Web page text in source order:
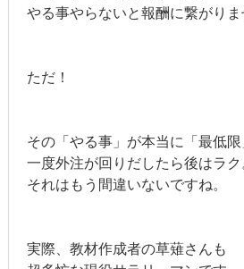
やる事やらないと報酬に繋がりま
ただ！
その「やる事」が本当に「最低
一度外注が回りだしたら後はラク
それはもう間違いないですね。
実際、教材作成者の草薙さんも